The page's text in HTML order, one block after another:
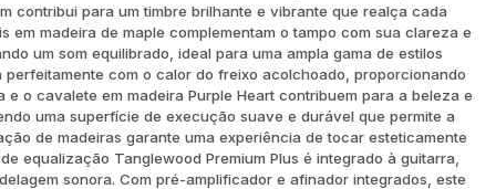
contribui para um timbre brilhante e vibrante que realça cada
em madeira de maple complementam o tampo com sua clareza e
um som equilibrado, ideal para uma ampla gama de estilos
perfeitamente com o calor do freixo acolchoado, proporcionando
e o cavalete em madeira Purple Heart contribuem para a beleza e
uma superfície de execução suave e durável que permite a
de madeiras garante uma experiência de tocar esteticamente
equalização Tanglewood Premium Plus é integrado à guitarra,
sonora. Com pré-amplificador e afinador integrados, este